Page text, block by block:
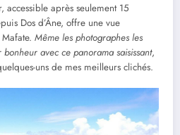
après seulement 15
Dos d’Âne, offre une vue
Même les photographes les
avec ce panorama saisissant,
uns de mes meilleurs clichés.